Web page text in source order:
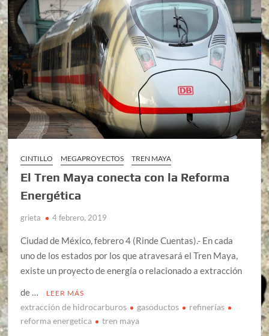
CINTILLO MEGAPROYECTOS TREN MAYA
El Tren Maya conecta con la Reforma
Energética
grieta 4 febrero, 2019
Ciudad de México, febrero 4 (Rinde Cuentas).- En cada
uno de los estados por los que atravesará el Tren Maya,
existe un proyecto de energía o relacionado a extracción
de …
LEER MÁS
extracción de hidrocarburos gasoductos
refinerías
reforma energetica
tren maya